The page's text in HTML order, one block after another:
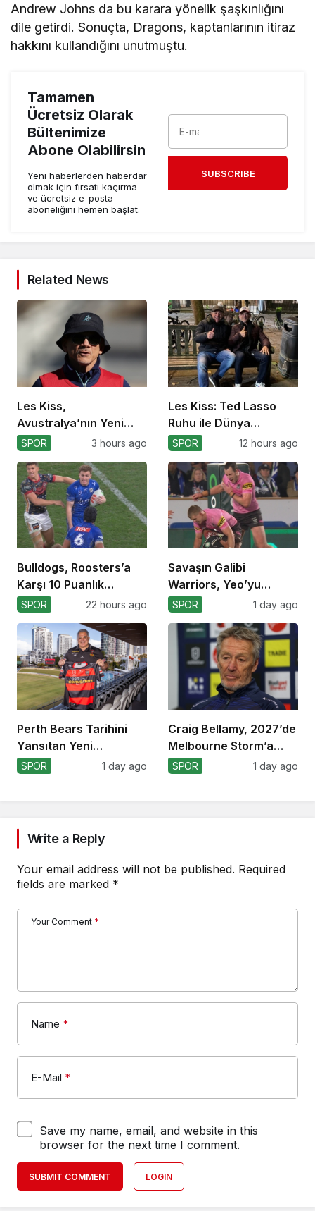
Andrew Johns da bu karara yönelik şaşkınlığını
dile getirdi. Sonuçta, Dragons, kaptanlarının itiraz
hakkını kullandığını unutmuştu.
Tamamen
Ücretsiz Olarak
Bültenimize
Abone Olabilirsin
Yeni haberlerden haberdar
olmak için fırsatı kaçırma
ve ücretsiz e-posta
aboneliğini hemen başlat.
SUBSCRIBE
Related News
Les Kiss,
Avustralya’nın Yeni
Koçu Olarak Debüt
SPOR 3 hours ago
Les Kiss: Ted Lasso
Ruhu ile Dünya
Kupası’na
SPOR 12 hours ago
Bulldogs, Roosters’a
Karşı 10 Puanlık
Avantajı Yitirdi
SPOR 22 hours ago
Savaşın Galibi
Warriors, Yeo’yu
Kaybetti!
SPOR 1 day ago
Perth Bears Tarihini
Yansıtan Yeni
Formasını Tanıttı
SPOR 1 day ago
Craig Bellamy, 2027’de
Melbourne Storm’a
Dönüyor!
SPOR 1 day ago
Write a Reply
Your email address will not be published. Required
fields are marked *
Your Comment *
Name *
E-Mail *
Save my name, email, and website in this
browser for the next time I comment.
SUBMIT COMMENT LOGIN